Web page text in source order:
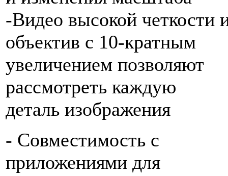
-Видео высокой четкости
объектив с 10-кратным
увеличением позволяют
рассмотреть каждую
деталь изображения
- Совместимость с
приложениями для